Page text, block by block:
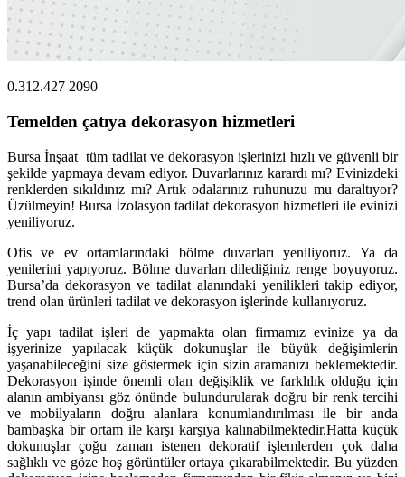
0.312.427 2090
Temelden çatıya dekorasyon hizmetleri
Bursa İnşaat tüm tadilat ve dekorasyon işlerinizi hızlı ve güvenli bir
şekilde yapmaya devam ediyor. Duvarlarınız karardı mı? Evinizdeki
renklerden sıkıldınız mı? Artık odalarınız ruhunuzu mu daraltıyor?
Üzülmeyin! Bursa İzolasyon tadilat dekorasyon hizmetleri ile evinizi
yeniliyoruz.
Ofis ve ev ortamlarındaki bölme duvarları yeniliyoruz. Ya da
yenilerini yapıyoruz. Bölme duvarları dilediğiniz renge boyuyoruz.
Bursa’da dekorasyon ve tadilat alanındaki yenilikleri takip ediyor,
trend olan ürünleri tadilat ve dekorasyon işlerinde kullanıyoruz.
İç yapı tadilat işleri de yapmakta olan firmamız evinize ya da
işyerinize yapılacak küçük dokunuşlar ile büyük değişimlerin
yaşanabileceğini size göstermek için sizin aramanızı beklemektedir.
Dekorasyon işinde önemli olan değişiklik ve farklılık olduğu için
alanın ambiyansı göz önünde bulundurularak doğru bir renk tercihi
ve mobilyaların doğru alanlara konumlandırılması ile bir anda
bambaşka bir ortam ile karşı karşıya kalınabilmektedir.Hatta küçük
dokunuşlar çoğu zaman istenen dekoratif işlemlerden çok daha
sağlıklı ve göze hoş görüntüler ortaya çıkarabilmektedir. Bu yüzden